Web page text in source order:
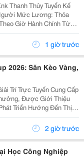
Thủy Tuyển Kế
Hợp...
1 giờ trước
2026: Săn Kèo Vàng,
Trí Trực Tuyến Cung Cấp
Được Giới Thiệu
Triển Hướng Đến Thị
Từ Nền Tảng, O8 Hoạt
Dụng Trong Lĩnh...2 giờ trước
Học Công Nghiệp